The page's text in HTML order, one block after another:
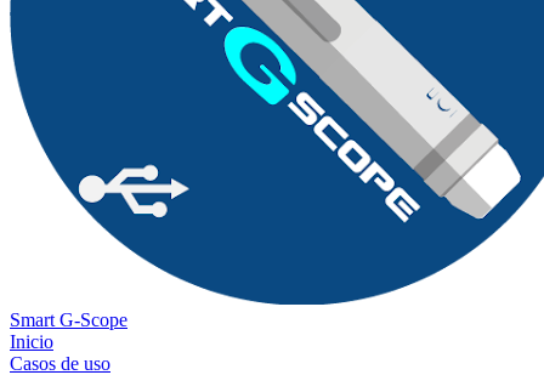
Smart G-Scope
Inicio
Casos de uso